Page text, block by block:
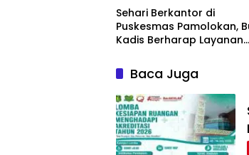
Sehari Berkantor di
Puskesmas Pamolokan,
Kadis Berharap Layanan
Baca Juga